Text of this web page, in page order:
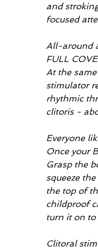
and
focused
All-around
FULL
At the
stimulator
rhythmic
clitoris -
Everyone
Once your
Grasp the
squeeze
the top of
childproof
turn it on
Clitoral